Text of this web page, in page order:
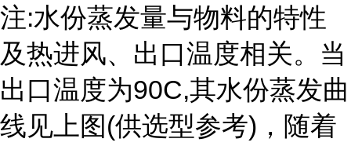
注:水份蒸发量与物料的特性
及热进风、出口温度相关。当
出口温度为90C,其水份蒸发曲
线见上图(供选型参考) ，随着